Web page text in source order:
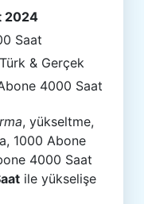
2024
Saat
& Gerçek
4000 Saat
, yükseltme,
1000 Abone
4000 Saat
ile yükselişe